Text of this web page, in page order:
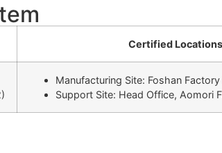
Certified Locations
Manufacturing Site: Foshan Factory
Support Site: Head Office, Aomori